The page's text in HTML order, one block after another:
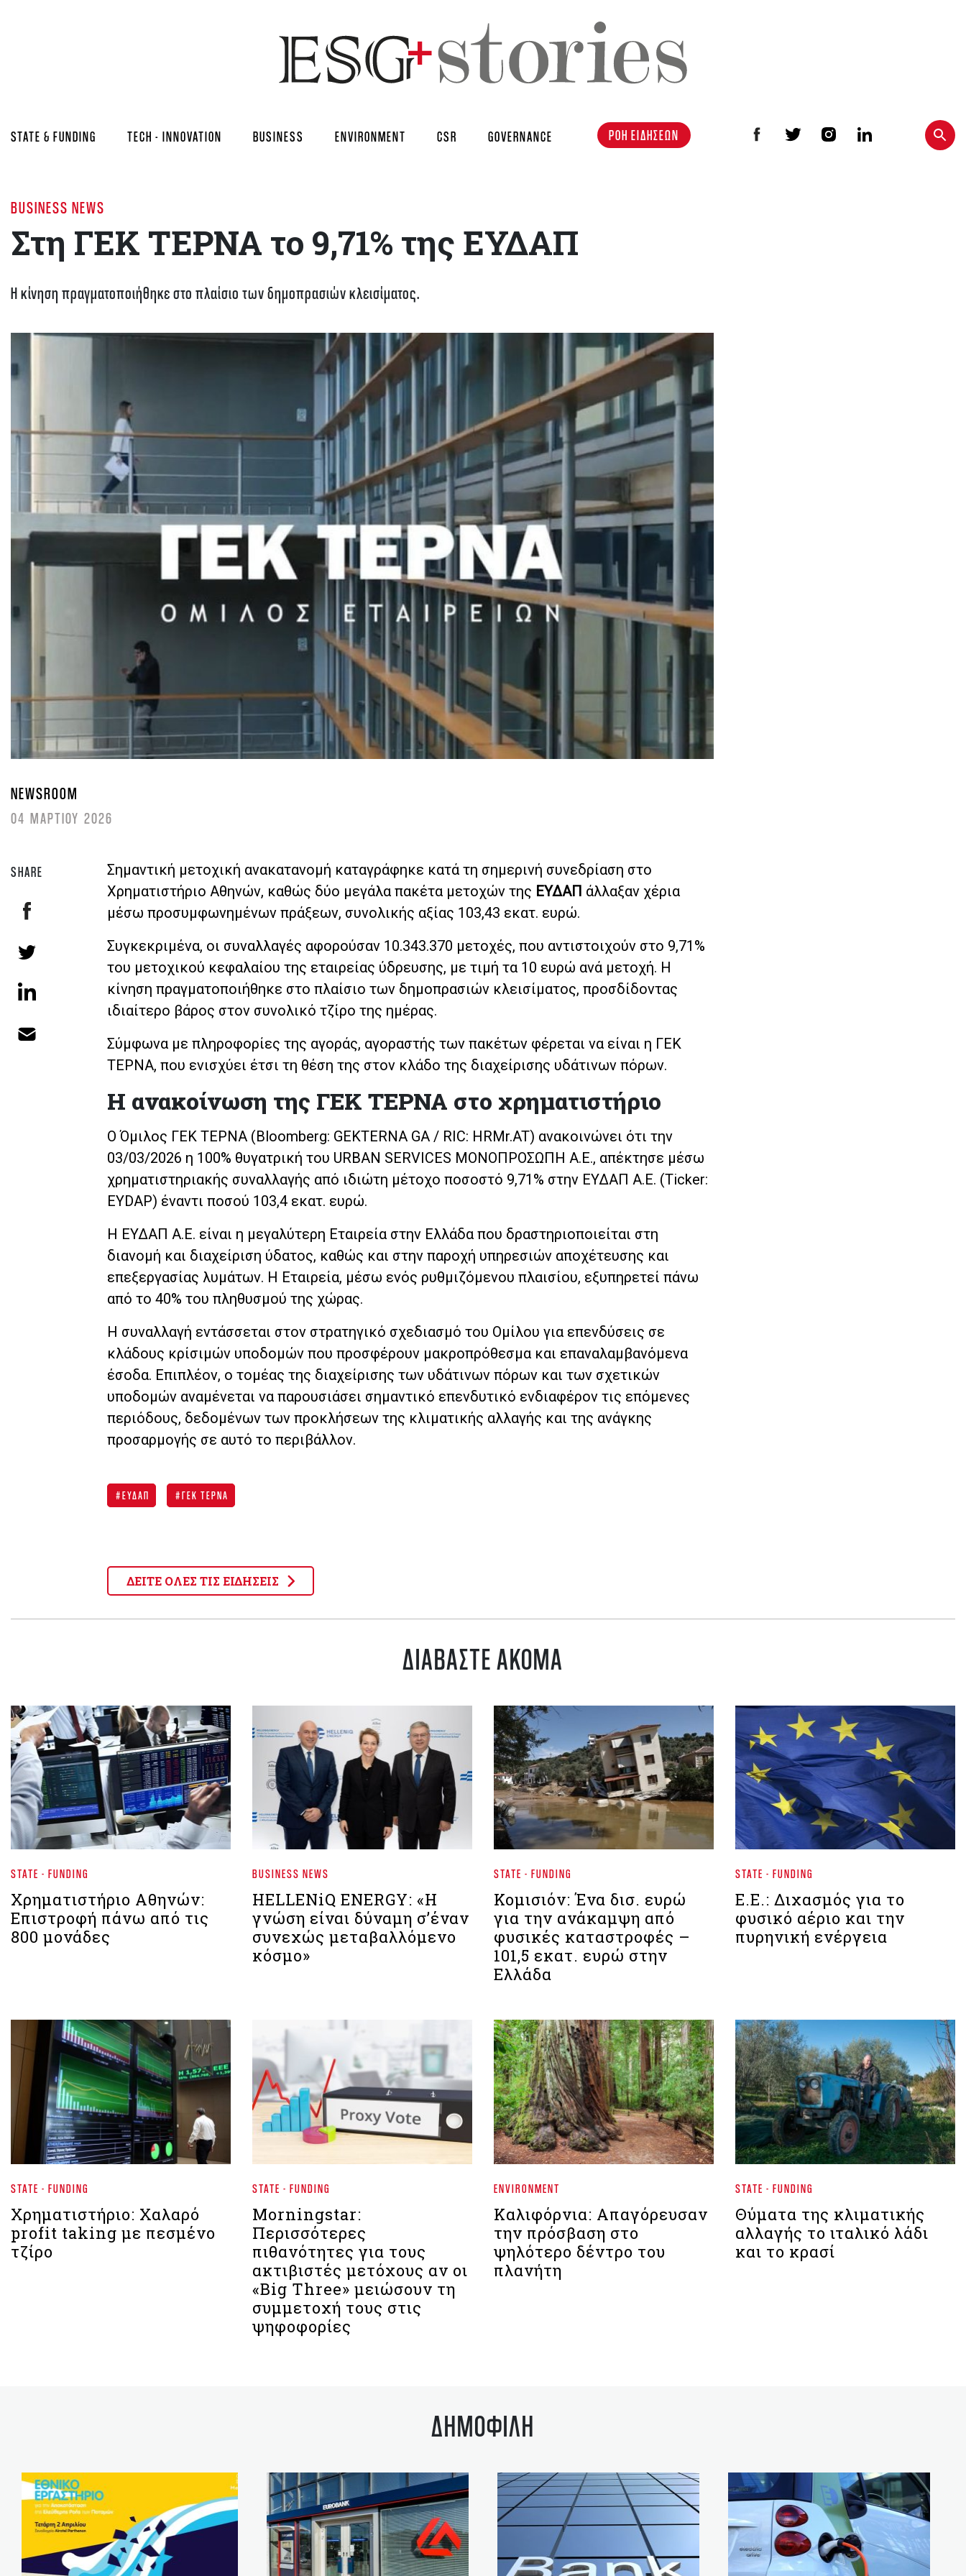
STATE & FUNDING TECH - INNOVATION BUSINESS ENVIRONMENT CSR GOVERNANCE ΡΟΗ ΕΙΔΗΣΕΩΝ
BUSINESS NEWS
Στη ΓΕΚ ΤΕΡΝΑ το 9,71% της ΕΥΔΑΠ
Η κίνηση πραγματοποιήθηκε στο πλαίσιο των δημοπρασιών κλεισίματος.
NEWSROOM
04 ΜΑΡΤΙΟΥ 2026
SHARE
Σημαντική μετοχική ανακατανομή καταγράφηκε κατά τη σημερινή συνεδρίαση στο
Χρηματιστήριο Αθηνών, καθώς δύο μεγάλα πακέτα μετοχών της ΕΥΔΑΠ άλλαξαν χέρια
μέσω προσυμφωνημένων πράξεων, συνολικής αξίας 103,43 εκατ. ευρώ.
Συγκεκριμένα, οι συναλλαγές αφορούσαν 10.343.370 μετοχές, που αντιστοιχούν στο 9,71%
του μετοχικού κεφαλαίου της εταιρείας ύδρευσης, με τιμή τα 10 ευρώ ανά μετοχή. Η
κίνηση πραγματοποιήθηκε στο πλαίσιο των δημοπρασιών κλεισίματος, προσδίδοντας
ιδιαίτερο βάρος στον συνολικό τζίρο της ημέρας.
Σύμφωνα με πληροφορίες της αγοράς, αγοραστής των πακέτων φέρεται να είναι η ΓΕΚ
ΤΕΡΝΑ, που ενισχύει έτσι τη θέση της στον κλάδο της διαχείρισης υδάτινων πόρων.
Η ανακοίνωση της ΓΕΚ ΤΕΡΝΑ στο χρηματιστήριο
Ο Όμιλος ΓΕΚ ΤΕΡΝΑ (Bloomberg: GEKTERNA GA / RIC: HRMr.AT) ανακοινώνει ότι την
03/03/2026 η 100% θυγατρική του URBAN SERVICES ΜΟΝΟΠΡΟΣΩΠΗ Α.Ε., απέκτησε μέσω
χρηματιστηριακής συναλλαγής από ιδιώτη μέτοχο ποσοστό 9,71% στην ΕΥΔΑΠ Α.Ε. (Ticker:
EYDAP) έναντι ποσού 103,4 εκατ. ευρώ.
Η ΕΥΔΑΠ Α.Ε. είναι η μεγαλύτερη Εταιρεία στην Ελλάδα που δραστηριοποιείται στη
διανομή και διαχείριση ύδατος, καθώς και στην παροχή υπηρεσιών αποχέτευσης και
επεξεργασίας λυμάτων. Η Εταιρεία, μέσω ενός ρυθμιζόμενου πλαισίου, εξυπηρετεί πάνω
από το 40% του πληθυσμού της χώρας.
Η συναλλαγή εντάσσεται στον στρατηγικό σχεδιασμό του Ομίλου για επενδύσεις σε
κλάδους κρίσιμών υποδομών που προσφέρουν μακροπρόθεσμα και επαναλαμβανόμενα
έσοδα. Επιπλέον, ο τομέας της διαχείρισης των υδάτινων πόρων και των σχετικών
υποδομών αναμένεται να παρουσιάσει σημαντικό επενδυτικό ενδιαφέρον τις επόμενες
περιόδους, δεδομένων των προκλήσεων της κλιματικής αλλαγής και της ανάγκης
προσαρμογής σε αυτό το περιβάλλον.
ΕΥΔΑΠ ΓΕΚ ΤΕΡΝΑ
ΔΕΙΤΕ ΟΛΕΣ ΤΙΣ ΕΙΔΗΣΕΙΣ
ΔΙΑΒΑΣΤΕ ΑΚΟΜΑ
STATE - FUNDING
Χρηματιστήριο Αθηνών:
Eπιστροφή πάνω από τις
800 μονάδες
BUSINESS NEWS
HELLENiQ ENERGY: «Η
γνώση είναι δύναμη σ’έναν
συνεχώς μεταβαλλόμενο
κόσμο»
STATE - FUNDING
Κομισιόν: Ένα δισ. ευρώ
για την ανάκαμψη από
φυσικές καταστροφές –
101,5 εκατ. ευρώ στην
Ελλάδα
STATE - FUNDING
Ε.Ε.: Διχασμός για το
φυσικό αέριο και την
πυρηνική ενέργεια
STATE - FUNDING
Χρηματιστήριο: Χαλαρό
profit taking με πεσμένο
τζίρο
STATE - FUNDING
Morningstar:
Περισσότερες
πιθανότητες για τους
ακτιβιστές μετόχους αν οι
«Big Three» μειώσουν τη
συμμετοχή τους στις
ψηφοφορίες
ENVIRONMENT
Καλιφόρνια: Απαγόρευσαν
την πρόσβαση στο
ψηλότερο δέντρο του
πλανήτη
STATE - FUNDING
Θύματα της κλιματικής
αλλαγής το ιταλικό λάδι
και το κρασί
ΔΗΜΟΦΙΛΗ